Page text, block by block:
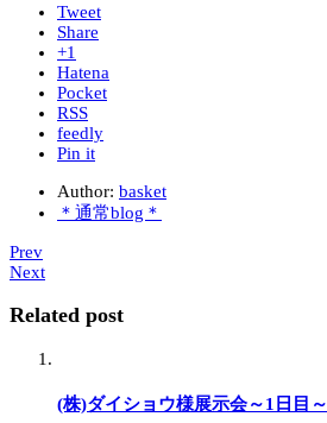
Tweet
Share
+1
Hatena
Pocket
RSS
feedly
Pin it
Author: basket
＊通常blog＊
Prev
Next
Related post
(株)ダイショウ様展示会～1日目～